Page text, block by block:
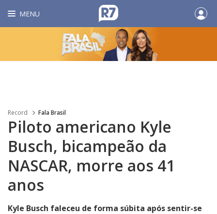
MENU
Record Fala Brasil
Piloto americano Kyle
Busch, bicampeão da
NASCAR, morre aos 41
anos
Kyle Busch faleceu de forma súbita após sentir-se